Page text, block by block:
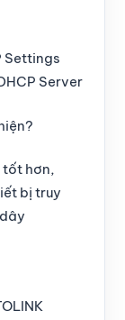
Settings
Server
tốt hơn,
bị truy